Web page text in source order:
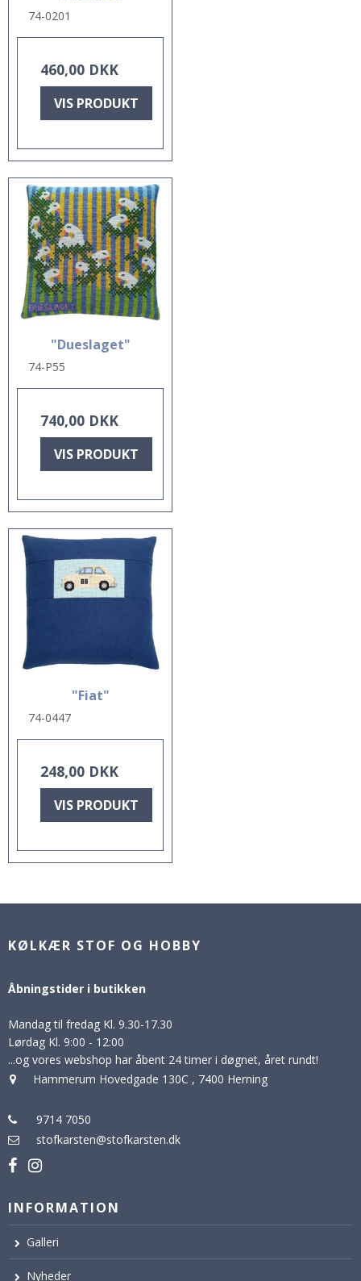
74-0201
460,00 DKK
VIS PRODUKT
"Dueslaget"
74-P55
740,00 DKK
VIS PRODUKT
"Fiat"
74-0447
248,00 DKK
VIS PRODUKT
KØLKÆR STOF OG HOBBY
Åbningstider i butikken
Mandag til fredag Kl. 9.30-17.30
Lørdag Kl. 9:00 - 12:00
...og vores webshop har åbent 24 timer i døgnet, året rundt!
Hammerum Hovedgade 130C , 7400 Herning
9714 7050
stofkarsten@stofkarsten.dk
INFORMATION
Galleri
Nyheder